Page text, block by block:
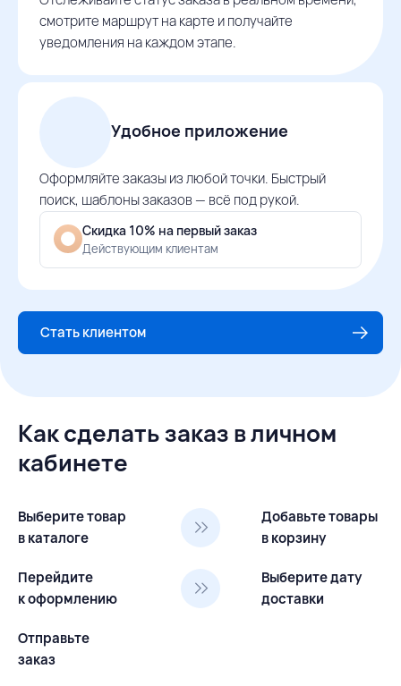
смотрите маршрут на карте и получайте
уведомления на каждом этапе.
Удобное приложение
Оформляйте заказы из любой точки. Быстрый
поиск, шаблоны заказов — всё под рукой.
Скидка 10% на первый заказ
Действующим клиентам
Стать клиентом
Как сделать заказ в личном
кабинете
Выберите товар
в каталоге
Добавьте товары
в корзину
Перейдите
к оформлению
Выберите дату
доставки
Отправьте
заказ